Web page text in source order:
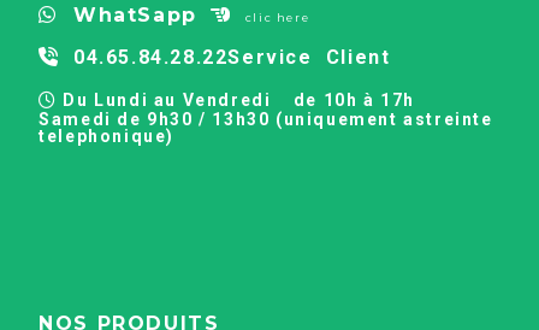
 WhatSapp  clic here
 04.65.84.28.22Service Client
 Du Lundi au Vendredi
de 10h à 17h
Samedi de 9h30 / 13h30 (uniquement astreinte
telephonique)
NOS PRODUITS